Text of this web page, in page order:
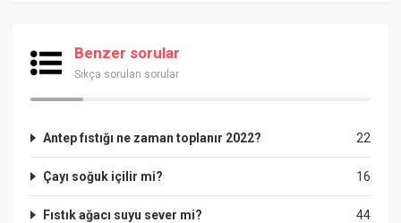
Benzer sorular
Sıkça sorulan sorular
22
Antep fıstığı ne zaman toplanır 2022?
16
Çayı soğuk içilir mi?
44
Fıstık ağacı suyu sever mi?